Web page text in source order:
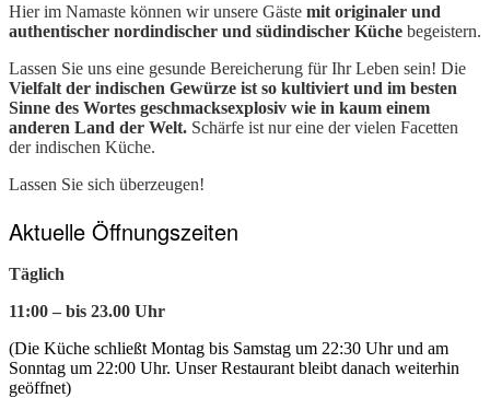
Hier im Namaste können wir unsere Gäste mit originaler und
authentischer nordindischer und südindischer Küche begeistern.
Lassen Sie uns eine gesunde Bereicherung für Ihr Leben sein! Die
Vielfalt der indischen Gewürze ist so kultiviert und im besten
Sinne des Wortes geschmacksexplosiv wie in kaum einem
anderen Land der Welt. Schärfe ist nur eine der vielen Facetten
der indischen Küche.
Lassen Sie sich überzeugen!
Aktuelle Öffnungszeiten
Täglich
11:00 – bis 23.00 Uhr
(Die Küche schließt Montag bis Samstag um 22:30 Uhr und am
Sonntag um 22:00 Uhr. Unser Restaurant bleibt danach weiterhin
geöffnet)